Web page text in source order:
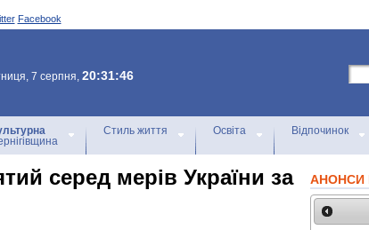
Facebook
7 серпня, 20:31:46
Стиль життя Освіта Відпочинок
серед мерів України за
АНОНСИ